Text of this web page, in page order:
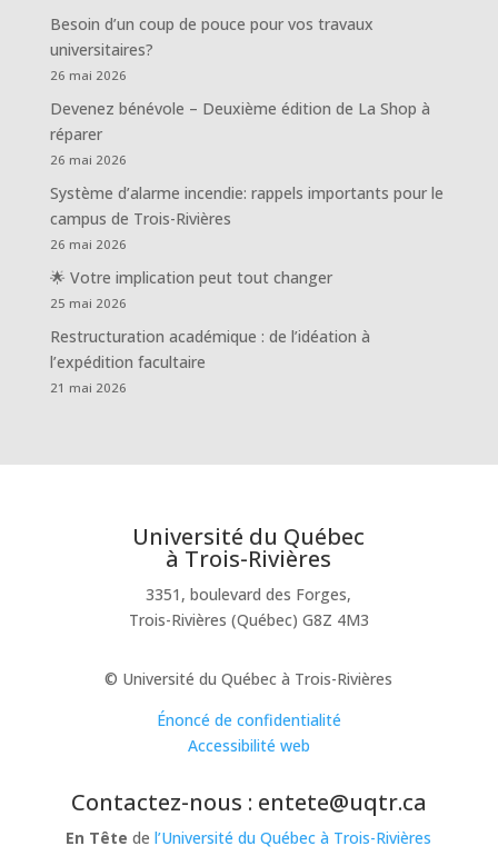
Besoin d’un coup de pouce pour vos travaux
universitaires?
26 mai 2026
Devenez bénévole – Deuxième édition de La Shop à
réparer
26 mai 2026
Système d’alarme incendie: rappels importants pour le
campus de Trois-Rivières
26 mai 2026
🌟 Votre implication peut tout changer
25 mai 2026
Restructuration académique : de l’idéation à
l’expédition facultaire
21 mai 2026
Université du Québec
à Trois-Rivières
3351, boulevard des Forges,
Trois-Rivières (Québec) G8Z 4M3
© Université du Québec à Trois-Rivières
Énoncé de confidentialité
Accessibilité web
Contactez-nous : entete@uqtr.ca
En Tête del’Université du Québec à Trois-Rivières